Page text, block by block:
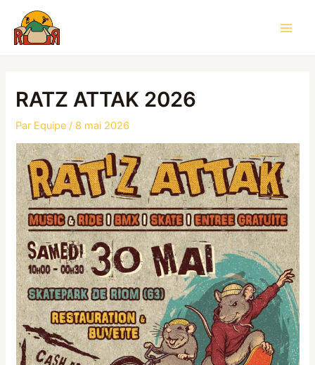
contenu
RATZ ATTAK 2026
Par Equipe / 8 mai 2026